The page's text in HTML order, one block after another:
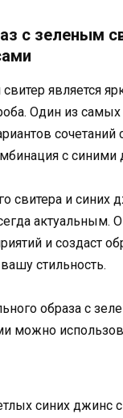
с зеленым
является
Один из самых
с синими
свитера и синих
актуальным.
и создаст
стильность.
образа с
можно
синих джинс